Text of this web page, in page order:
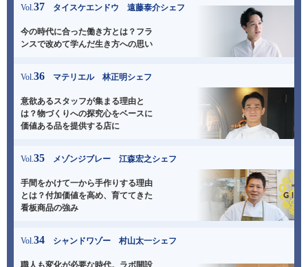
Vol.37 タイスケエンドウ 遠藤泰介シェフ
今の時代に合った働き方とは？ フラ
ンスで改めて学んだ生き方への思い
Vol.36 マテリエル 林正明シェフ
意欲あるスタッフが集まる理由と
は？物づくりへの探究心をベースに
価値ある品を提供する店に
Vol.35 メゾンジブレー 江森宏之シェフ
手間をかけて一から手作りする理由
とは？付加価値を高め、育ててきた
看板商品の強み
Vol.34 シャンドワゾー 村山太一シェフ
職人も変化が必要な時代。ラボ開設